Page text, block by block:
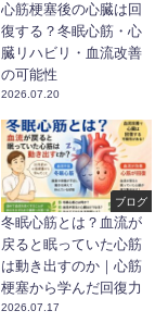
心筋梗塞後の心臓は回
復する？冬眠心筋・心
臓リハビリ・血流改善
の可能性
2026.07.20
ブログ
冬眠心筋とは？血流が
戻ると眠っていた心筋
は動き出すのか｜心筋
梗塞から学んだ回復力
2026.07.17